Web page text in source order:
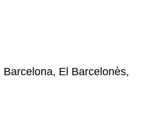
El Barcelonès,